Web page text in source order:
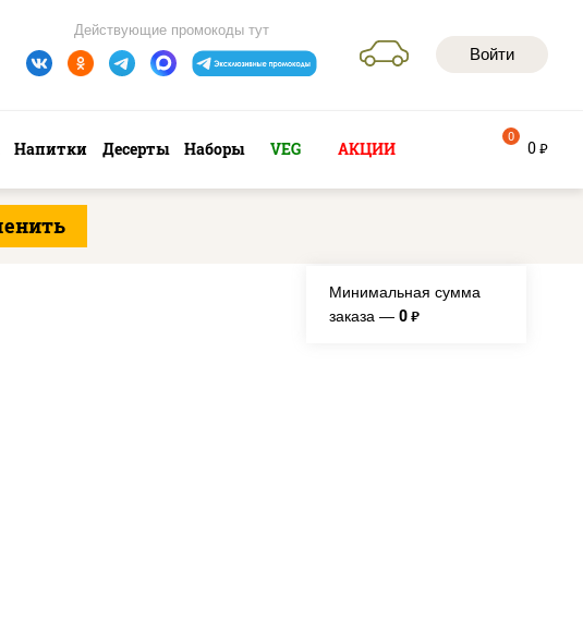
Войти
Действующие промокоды тут
Напитки Десерты Наборы VEG АКЦИИ 0 руб
0
Минимальная сумма
заказа — 0 руб.